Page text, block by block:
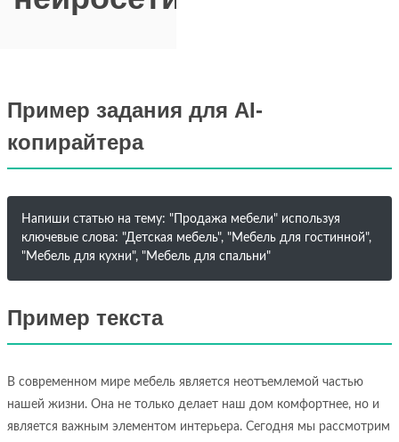
Пример задания для AI-
копирайтера
Напиши статью на тему: "Продажа мебели" используя
ключевые слова: "Детская мебель", "Мебель для гостинной",
"Мебель для кухни", "Мебель для спальни"
Пример текста
В современном мире мебель является неотъемлемой частью
нашей жизни. Она не только делает наш дом комфортнее, но и
является важным элементом интерьера. Сегодня мы рассмотрим